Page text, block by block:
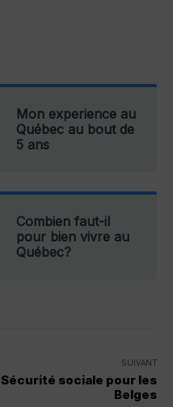
Mon experience au
Québec au bout de
5 ans
Combien faut-il
pour bien vivre au
Québec?
SUIVANT
Sécurité sociale pour les
Belges